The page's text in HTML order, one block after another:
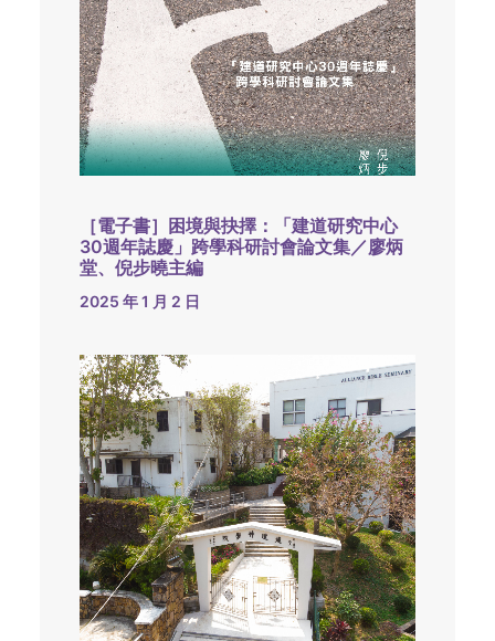
［電子書］困境與抉擇：「建道研究中心
30週年誌慶」跨學科研討會論文集／廖炳
堂、倪步曉主編
2025 年 1 月 2 日